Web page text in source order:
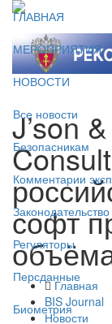
ГЛАВНАЯ
МЕРОПРИЯТИЯ
НОВОСТИ
Все новости
Безопасникам
Комментарии
Законодательство
Регуляторы
Персданные
Биометрия
J’son
софт
Главная
BIS Journal
Новости